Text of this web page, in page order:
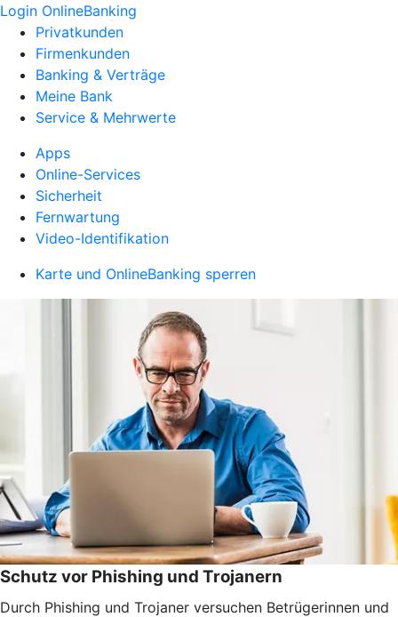
Login OnlineBanking
Privatkunden
Firmenkunden
Banking & Verträge
Meine Bank
Service & Mehrwerte
Apps
Online-Services
Sicherheit
Fernwartung
Video-Identifikation
Karte und OnlineBanking sperren
Schutz vor Phishing und Trojanern
Durch Phishing und Trojaner versuchen Betrügerinnen und